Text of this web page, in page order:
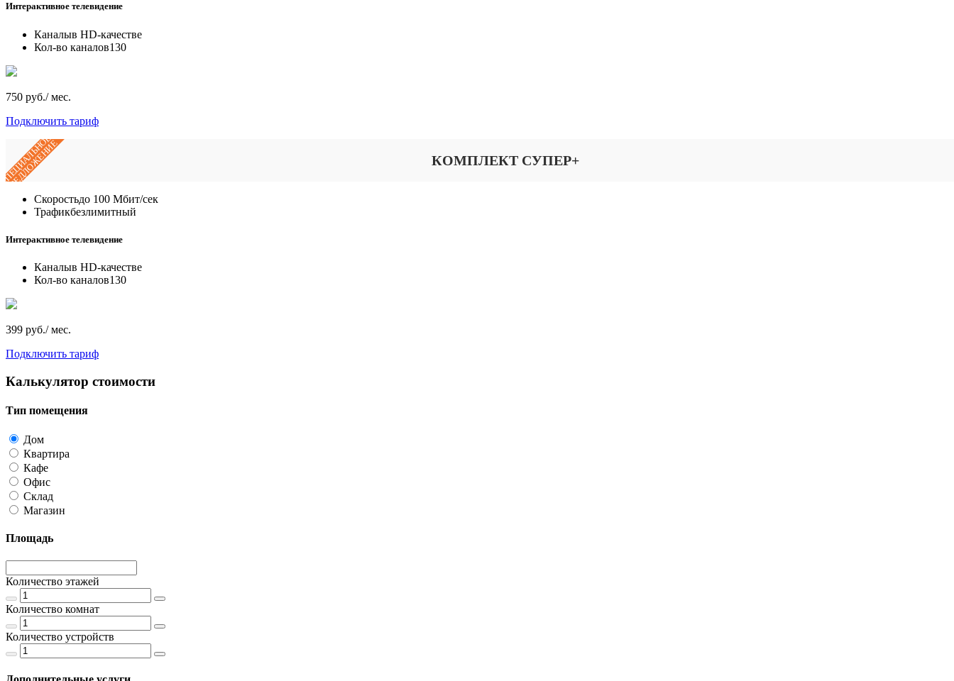
Интерактивное телевидение
Каналыв HD-качестве
Кол-во каналов130
750 руб./ мес.
Подключить тариф
ПРЕДЛОЖЕНИЕ КОМПЛЕКТ СУПЕР+
Скоростьдо 100 Мбит/сек
Трафикбезлимитный
Интерактивное телевидение
Каналыв HD-качестве
Кол-во каналов130
399 руб./ мес.
Подключить тариф
Калькулятор стоимости
Тип помещения
Дом
Квартира
Кафе
Офис
Склад
Магазин
Площадь
Количество этажей
Количество комнат
Количество устройств